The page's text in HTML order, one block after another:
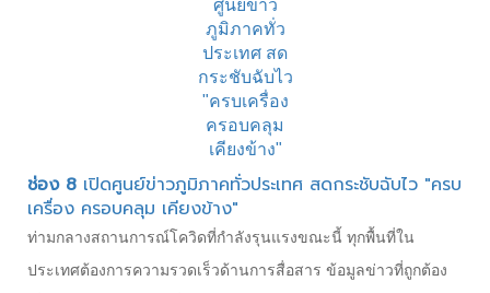
ช่อง 8 เปิดศูนย์ข่าวภูมิภาคทั่วประเทศ สดกระชับฉับไว "ครบ
เครื่อง ครอบคลุม เคียงข้าง"
ท่ามกลางสถานการณ์โควิดที่กำลังรุนแรงขณะนี้ ทุกพื้นที่ใน
ประเทศต้องการความรวดเร็วด้านการสื่อสาร ข้อมูลข่าวที่ถูกต้อง